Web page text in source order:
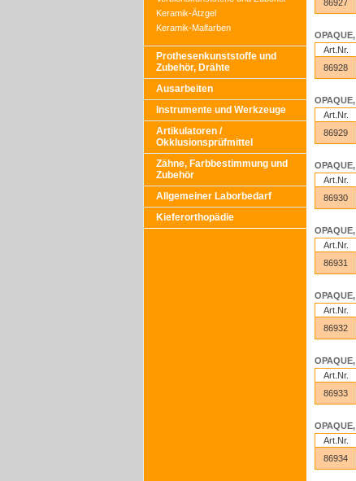
Keramik-Ätzgel
Keramik-Malfarben
Prothesenkunststoffe und
Zubehör, Drähte
Ausarbeiten
Instrumente und Werkzeuge
Artikulatoren /
Okklusionsprüfmittel
Zähne, Farbbestimmung und
Zubehör
Allgemeiner Laborbedarf
Kieferorthopädie
86927
Art.Nr.
86928
Art.Nr.
86929
Art.Nr.
86930
Art.Nr.
86931
Art.Nr.
86932
Art.Nr.
86933
Art.Nr.
86934